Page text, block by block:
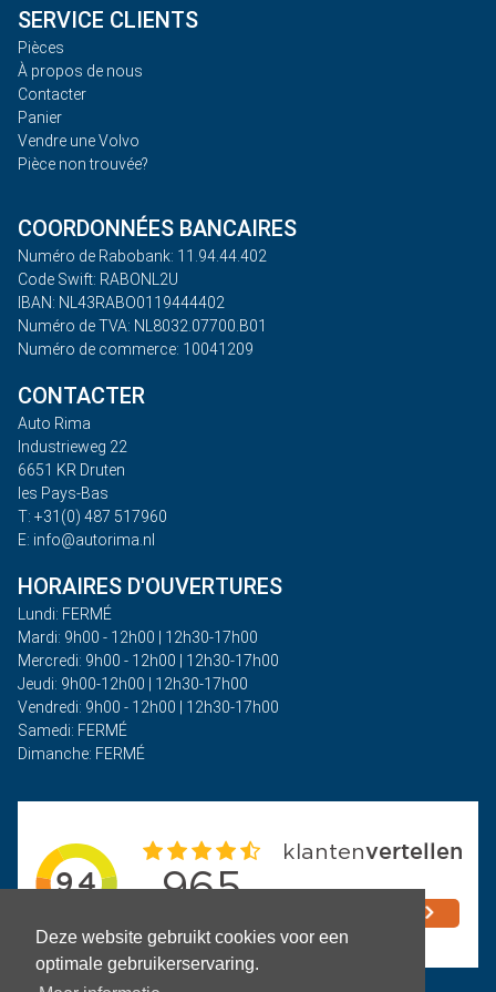
Deze website gebruikt cookies voor een
optimale gebruikerservaring.
SERVICE CLIENTS
Pièces
À propos de nous
Contacter
Panier
Vendre une Volvo
Pièce non trouvée?
COORDONNÉES BANCAIRES
Numéro de Rabobank: 11.94.44.402
Code Swift: RABONL2U
IBAN: NL43RABO0119444402
Numéro de TVA: NL8032.07700.B01
Numéro de commerce: 10041209
CONTACTER
Auto Rima
Industrieweg 22
6651 KR Druten
les Pays-Bas
T: +31(0) 487 517960
E: info@autorima.nl
HORAIRES D'OUVERTURES
Lundi: FERMÉ
Mardi: 9h00 - 12h00 | 12h30-17h00
Mercredi: 9h00 - 12h00 | 12h30-17h00
Jeudi: 9h00-12h00 | 12h30-17h00
Vendredi: 9h00 - 12h00 | 12h30-17h00
Samedi: FERMÉ
Dimanche: FERMÉ